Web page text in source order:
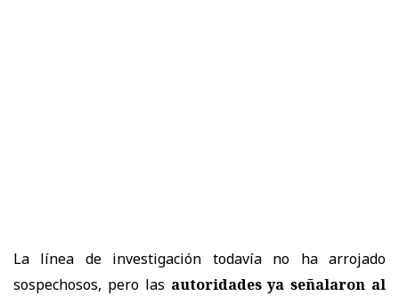
La línea de investigación todavía no ha arrojado
sospechosos, pero las autoridades ya señalaron al